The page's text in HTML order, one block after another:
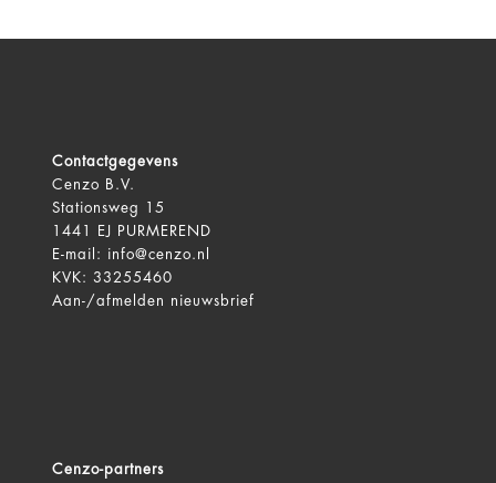
Contactgegevens
Cenzo B.V.
Stationsweg 15
1441 EJ PURMEREND
E-mail:
info@cenzo.nl
KVK: 33255460
Aan-/afmelden
nieuwsbrief
Cenzo-partners